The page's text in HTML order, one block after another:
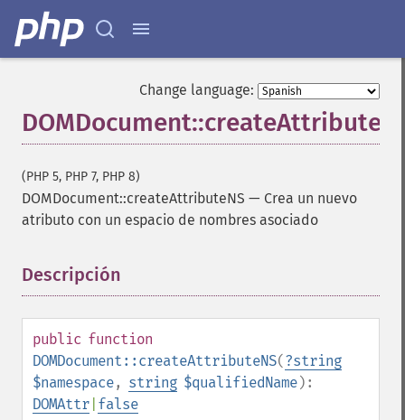
Change language:
(PHP 5, PHP 7, PHP 8)
DOMDocument::createAttributeNS — Crea un nuevo
atributo con un espacio de nombres asociado
Descripción
public function
DOMDocument::createAttributeNS(?string
$namespace, string $qualifiedName):
DOMAttr false